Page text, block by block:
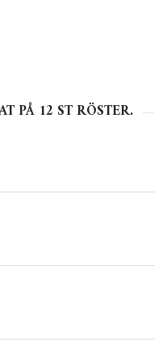
PÅ 12 ST RÖSTER.